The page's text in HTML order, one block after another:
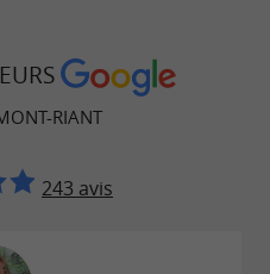
. Réservez votre date,
soins et
Mont-Riant
RIANT
243 avis